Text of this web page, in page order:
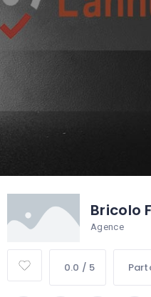
Bricolo
Agence
0.0 / 5